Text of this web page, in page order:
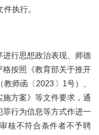
执行。
行思想政治表现、师德
按照《教育部关于推开
师函〔2023〕1号）、
施方案》等文件要求，通
行为信息等方式作进一
核不符合条件者不予聘